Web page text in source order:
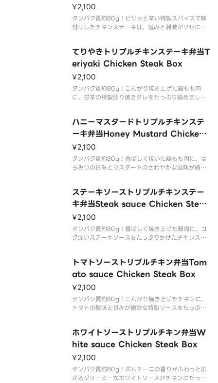
¥2,100
タンパク質約80g！ピリッと辛い特製スパイスで味
付けしたチキンステーキは、旨みと刺激がクセにな
Seasoned with a special spicy blend this
てりやきトリプルチキンステーキ弁当T
eriyaki Chicken Steak Box
¥2,100
タンパク質約80g！こんがり焼き上げた鶏もも肉
に、甘辛の特製照り焼きダレをたっぷり絡めまし
す。
Juicy chicken thigh grilled to perfe
ハニーマスタードトリプルチキンステ
ーキ弁当Honey Mustard Chicken
Steak Box
¥2,100
タンパク質約80g！香ばしく焼いた鶏もも肉に、は
ちみつの甘みとマスタードのさわやかな風味が絡み
Succulent grilled chicken thigh topped wi
ステーキソーストリプルチキンステー
キ弁当Steak sauce Chicken Steak
Box
¥2,100
タンパク質約80g！香ばしく焼き上げた鶏肉に、コ
ク深いステーキソースをたっぷりかけたチキンステ
豊かな野菜のおかずも添えて、満足感のある仕上が
りです。A chicken
トマトソーストリプルチキン弁当Tom
ato sauce Chicken Steak Box
¥2,100
タンパク質約80g！こんがり焼き上げたチキンに、
トマトの酸味と甘みが絶妙な特製ソースをたっぷり
Golden-browned chicken topped with a g
ホワイトソーストリプルチキン弁当W
hite sauce Chicken Steak Box
¥2,100
タンパク質約80g！ポルチーニの香りがふわっと広
がるクリーミーなホワイトソースがチキンにたっぷ